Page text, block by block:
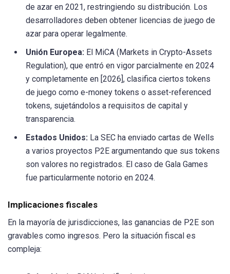
de azar en 2021, restringiendo su distribución. Los
desarrolladores deben obtener licencias de juego de
azar para operar legalmente.
Unión Europea: El MiCA (Markets in Crypto-Assets
Regulation), que entró en vigor parcialmente en 2024
y completamente en [2026], clasifica ciertos tokens
de juego como e-money tokens o asset-referenced
tokens, sujetándolos a requisitos de capital y
transparencia.
Estados Unidos: La SEC ha enviado cartas de Wells
a varios proyectos P2E argumentando que sus tokens
son valores no registrados. El caso de Gala Games
fue particularmente notorio en 2024.
Implicaciones fiscales
En la mayoría de jurisdicciones, las ganancias de P2E son
gravables como ingresos. Pero la situación fiscal es
compleja: